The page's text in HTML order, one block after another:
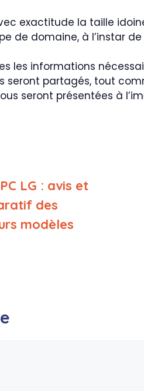
exactitude la taille
de domaine, à l’instar de
les informations
seront partagés, tout
seront présentées à
LG : avis et
des
modèles